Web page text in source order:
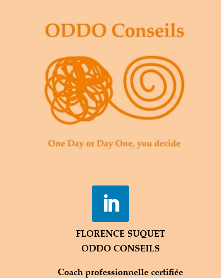
FLORENCE SUQUET
ODDO CONSEILS
Coach professionnelle certifiée